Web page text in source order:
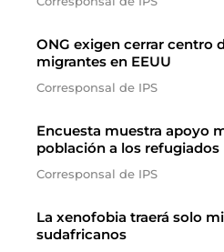
ONG exigen cerrar centro
migrantes en EEUU
Corresponsal de IPS
Encuesta muestra apoyo
población a los refugiados
Corresponsal de IPS
La xenofobia traerá solo
sudafricanos